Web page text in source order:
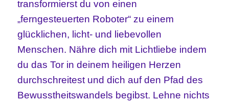
transformierst du von einen
„ferngesteuerten Roboter“ zu einem
glücklichen, licht- und liebevollen
Menschen. Nähre dich mit Lichtliebe indem
du das Tor in deinem heiligen Herzen
durchschreitest und dich auf den Pfad des
Bewusstheitswandels begibst. Lehne nichts